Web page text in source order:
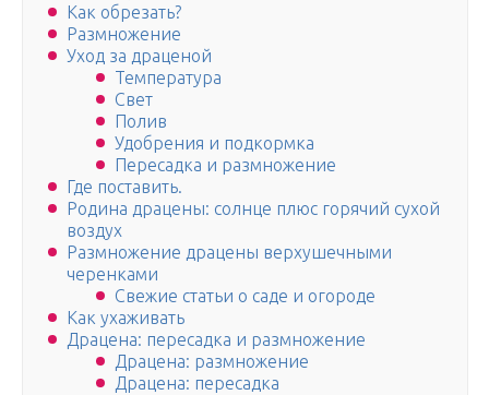
Как обрезать?
Размножение
Уход за драценой
Температура
Свет
Полив
Удобрения и подкормка
Пересадка и размножение
Где поставить.
Родина драцены: солнце плюс горячий сухой
воздух
Размножение драцены верхушечными
черенками
Свежие статьи о саде и огороде
Как ухаживать
Драцена: пересадка и размножение
Драцена: размножение
Драцена: пересадка